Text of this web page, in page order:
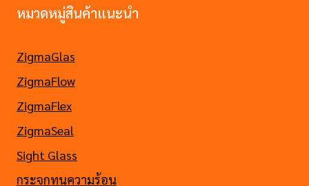
หมวดหมู่สินค้าแนะนำ
ZigmaGlas
ZigmaFlow
ZigmaFlex
ZigmaSeal
Sight Glass
กระจกทนความร้อน